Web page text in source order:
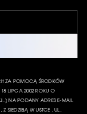
ZA POMOCĄ ŚRODKÓW
18 LIPCA 2002 ROKU O
NA PODANY ADRES E-MAIL
Z SIEDZIBĄ W USTCE , UL.